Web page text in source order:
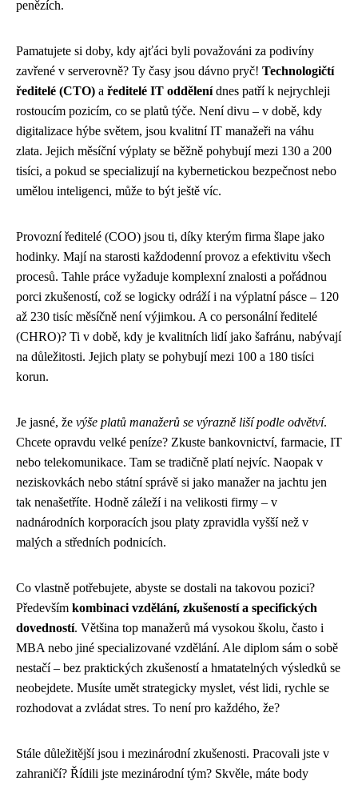
penězích.
Pamatujete si doby, kdy ajťáci byli považováni za podivíny
zavřené v serverovně? Ty časy jsou dávno pryč! Technologičtí
ředitelé (CTO) a ředitelé IT oddělenídnes patří k nejrychleji
rostoucím pozicím, co se platů týče. Není divu – v době, kdy
digitalizace hýbe světem, jsou kvalitní IT manažeři na váhu
zlata. Jejich měsíční výplaty se běžně pohybují mezi 130 a 200
tisíci, a pokud se specializují na kybernetickou bezpečnost nebo
umělou inteligenci, může to být ještě víc.
Provozní ředitelé (COO) jsou ti, díky kterým firma šlape jako
hodinky. Mají na starosti každodenní provoz a efektivitu všech
procesů. Tahle práce vyžaduje komplexní znalosti a pořádnou
porci zkušeností, což se logicky odráží i na výplatní pásce – 120
až 230 tisíc měsíčně není výjimkou. A co personální ředitelé
(CHRO)? Ti v době, kdy je kvalitních lidí jako šafránu, nabývají
na důležitosti. Jejich platy se pohybují mezi 100 a 180 tisíci
korun.
Je jasné, že výše platů manažerů se výrazně liší podle odvětví.
Chcete opravdu velké peníze? Zkuste bankovnictví, farmacie, IT
nebo telekomunikace. Tam se tradičně platí nejvíc. Naopak v
neziskovkách nebo státní správě si jako manažer na jachtu jen
tak nenašetříte. Hodně záleží i na velikosti firmy – v
nadnárodních korporacích jsou platy zpravidla vyšší než v
malých a středních podnicích.
Co vlastně potřebujete, abyste se dostali na takovou pozici?
Především kombinaci vzdělání, zkušeností a specifických
dovedností. Většina top manažerů má vysokou školu, často i
MBA nebo jiné specializované vzdělání. Ale diplom sám o sobě
nestačí – bez praktických zkušeností a hmatatelných výsledků se
neobejdete. Musíte umět strategicky myslet, vést lidi, rychle se
rozhodovat a zvládat stres. To není pro každého, že?
Stále důležitější jsou i mezinárodní zkušenosti. Pracovali jste v
zahraničí? Řídili jste mezinárodní tým? Skvěle, máte body